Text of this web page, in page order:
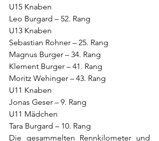
U15 Knaben
Leo Burgard – 52. Rang
U13 Knaben
Sebastian Rohner – 25. Rang
Magnus Burger – 34. Rang
Klement Burger – 41. Rang
Moritz Wehinger – 43. Rang
U11 Knaben
Jonas Geser – 9. Rang
U11 Mädchen
Tara Burgard – 10. Rang
Die gesammelten Rennkilometer und